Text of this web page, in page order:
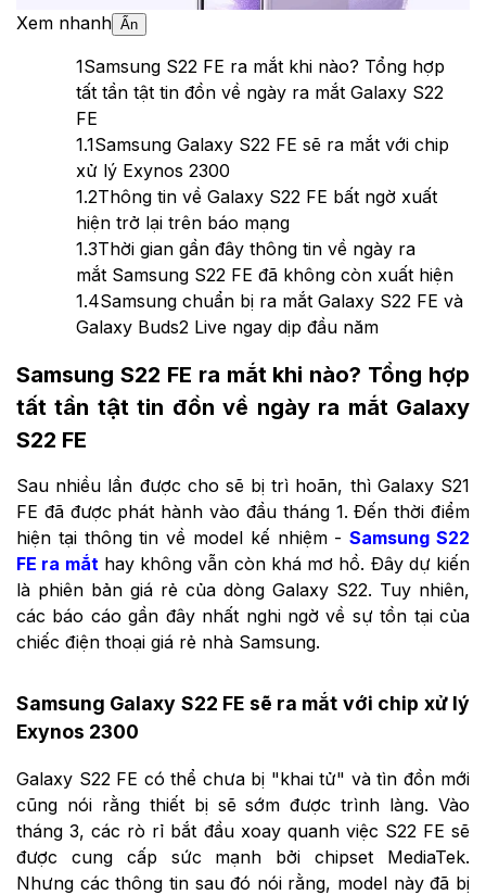
Xem nhanh Ẩn
1Samsung S22 FE ra mắt khi nào? Tổng hợp
tất tần tật tin đồn về ngày ra mắt Galaxy S22
FE
1.1Samsung Galaxy S22 FE sẽ ra mắt với chip
xử lý Exynos 2300
1.2Thông tin về Galaxy S22 FE bất ngờ xuất
hiện trở lại trên báo mạng
1.3Thời gian gần đây thông tin về ngày ra
mắt Samsung S22 FE đã không còn xuất hiện
1.4Samsung chuẩn bị ra mắt Galaxy S22 FE và
Galaxy Buds2 Live ngay dịp đầu năm
Samsung S22 FE ra mắt khi nào? Tổng hợp
tất tần tật tin đồn về ngày ra mắt Galaxy
S22 FE
Sau nhiều lần được cho sẽ bị trì hoãn, thì Galaxy S21
FE đã được phát hành vào đầu tháng 1. Đến thời điểm
hiện tại thông tin về model kế nhiệm -Samsung S22
FE ra mắt hay không vẫn còn khá mơ hồ. Đây dự kiến
là phiên bản giá rẻ của dòng Galaxy S22. Tuy nhiên,
các báo cáo gần đây nhất nghi ngờ về sự tồn tại của
chiếc điện thoại giá rẻ nhà Samsung.
Samsung Galaxy S22 FE sẽ ra mắt với chip xử lý
Exynos 2300
Galaxy S22 FE có thể chưa bị "khai tử" và tìn đồn mới
cũng nói rằng thiết bị sẽ sớm được trình làng. Vào
tháng 3, các rò rỉ bắt đầu xoay quanh việc S22 FE sẽ
được cung cấp sức mạnh bởi chipset MediaTek.
Nhưng các thông tin sau đó nói rằng, model này đã bị